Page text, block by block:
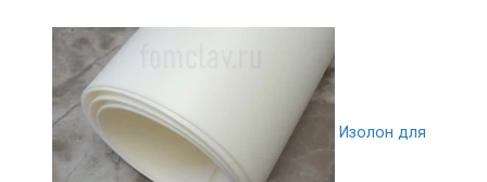
Изолон для